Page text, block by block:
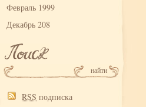
Февраль 1999
Декабрь 208
RSS подписка